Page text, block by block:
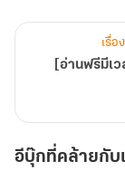
เรื่อ
[อ่านฟรีมีเ
อีบุ๊กที่คล้ายกับ